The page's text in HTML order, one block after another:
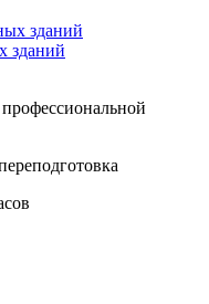
зданий